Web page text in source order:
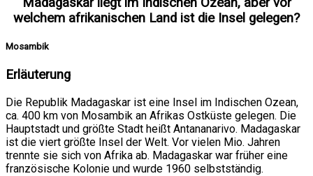
welchem afrikanischen Land ist die Insel gelegen?
Mosambik
Erläuterung
Die Republik Madagaskar ist eine Insel im Indischen Ozean,
ca. 400 km von Mosambik an Afrikas Ostküste gelegen. Die
Hauptstadt und größte Stadt heißt Antananarivo. Madagaskar
ist die viert größte Insel der Welt. Vor vielen Mio. Jahren
trennte sie sich von Afrika ab. Madagaskar war früher eine
französische Kolonie und wurde 1960 selbstständig.